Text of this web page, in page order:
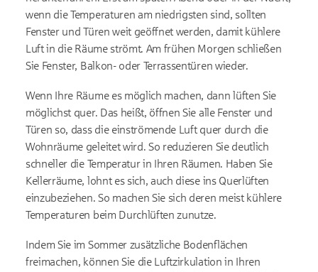
wenn die Temperaturen am niedrigsten sind, sollten
Fenster und Türen weit geöffnet werden, damit kühlere
Luft in die Räume strömt. Am frühen Morgen schließen
Sie Fenster, Balkon- oder Terrassentüren wieder.
Wenn Ihre Räume es möglich machen, dann lüften Sie
möglichst quer. Das heißt, öffnen Sie alle Fenster und
Türen so, dass die einströmende Luft quer durch die
Wohnräume geleitet wird. So reduzieren Sie deutlich
schneller die Temperatur in Ihren Räumen. Haben Sie
Kellerräume, lohnt es sich, auch diese ins Querlüften
einzubeziehen. So machen Sie sich deren meist kühlere
Temperaturen beim Durchlüften zunutze.
Indem Sie im Sommer zusätzliche Bodenflächen
freimachen, können Sie die Luftzirkulation in Ihren